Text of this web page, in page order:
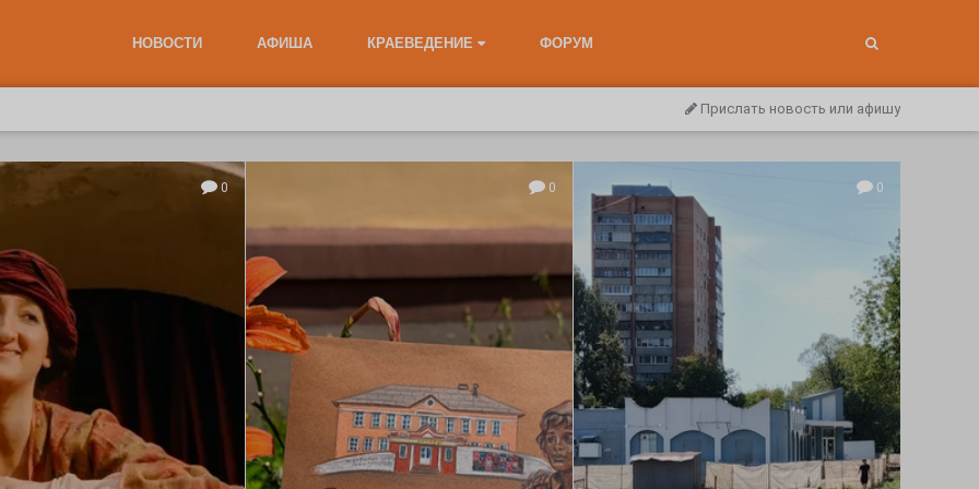
НОВОСТИ АФИША КРАЕВЕДЕНИЕ ФОРУМ
Прислать новость или афишу
0 0 0